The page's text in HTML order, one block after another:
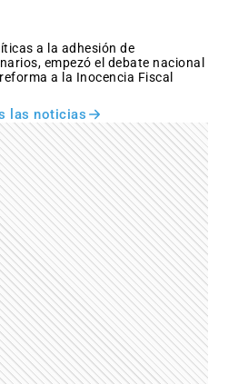
a la adhesión de
empezó el debate nacional
a la Inocencia Fiscal
las noticias